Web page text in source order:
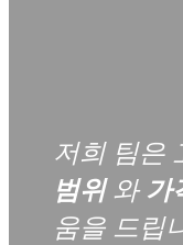
저희 팀은
범위와가
움을 드립